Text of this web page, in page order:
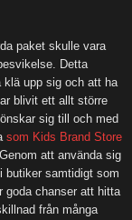
paket skulle vara
Detta
klä upp sig och att ha
blivit ett allt större
sig till och med
som Kids Brand Store
att använda sig
butiker samtidigt som
goda chanser att hitta
från många